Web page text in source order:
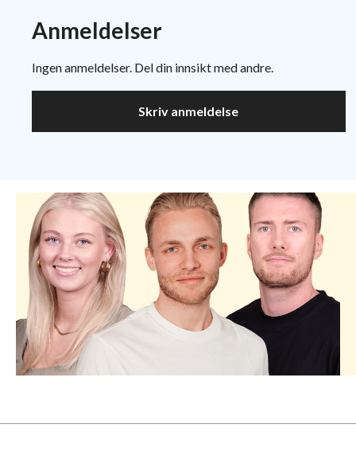
Anmeldelser
Ingen anmeldelser. Del din innsikt med andre.
Skriv anmeldelse